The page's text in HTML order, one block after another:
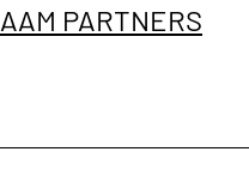
AAM PARTNERS